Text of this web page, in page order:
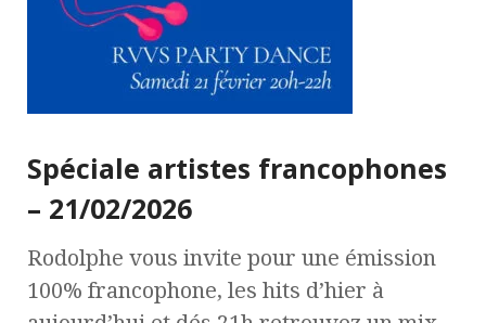
Spéciale artistes francophones
– 21/02/2026
Rodolphe vous invite pour une émission
100% francophone, les hits d’hier à